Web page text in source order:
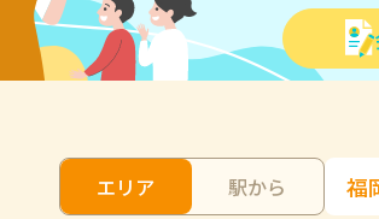
エリア 駅から